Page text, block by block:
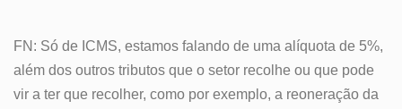
FN: Só de ICMS, estamos falando de uma alíquota de 5%,
além dos outros tributos que o setor recolhe ou que pode
vir a ter que recolher, como por exemplo, a reoneração da